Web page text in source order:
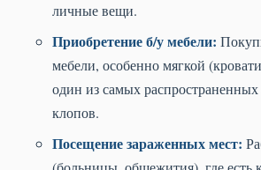
личные вещи.
Приобретение б/у мебели:
мебели, особенно мягкой
один из самых распространенных
клопов.
Посещение зараженных мест: